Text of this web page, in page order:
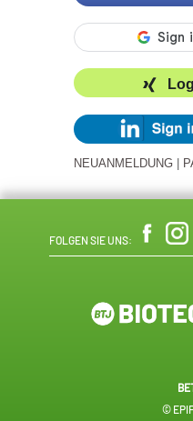
NEUANMELDUNG
FOLGEN SIE UNS:
©